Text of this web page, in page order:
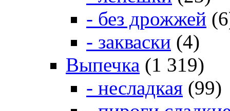
- без дрожжей
- закваски (4)
Выпечка (1 319)
- несладкая (99)